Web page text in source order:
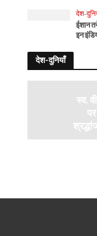
देश-
ईशान
इन
देश-दुनियाँ
स्व.
पर